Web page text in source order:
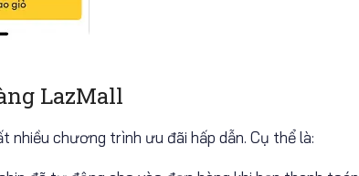
LazMall
nhiều chương trình ưu đãi hấp dẫn. Cụ thể là: